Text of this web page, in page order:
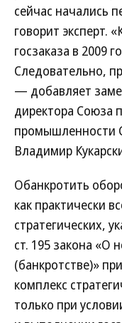
сейчас начались
говорит эксперт.
госзаказа в 2009
Следовательно,
— добавляет
директора Союза
промышленности
Владимир
Обанкротить
как практически
стратегических,
ст. 195 закона «О
(банкротстве)»
комплекс
только при